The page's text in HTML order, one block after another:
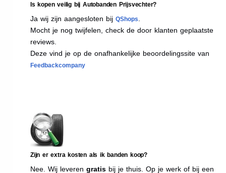
Is kopen veilig bij Autobanden Prijsvechter?
Ja wij zijn aangesloten bij QShops
Mocht je nog twijfelen, check de door klanten geplaatste
reviews.
Deze vind je op de onafhankelijke beoordelingssite van
Feedbackcompany
Zijn er extra kosten als ik banden koop?
Nee. Wij leveren gratis bij je thuis. Op je werk of bij een